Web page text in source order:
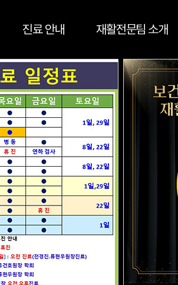
진료 안내 재활전문팀 소개